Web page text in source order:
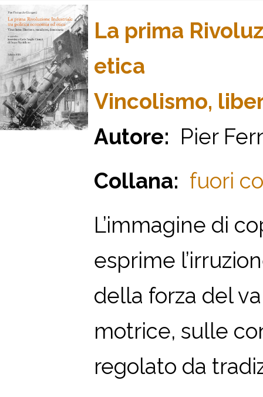
La prima
etica
Vincolismo,
Autore: Pier
Collana: fuori
L’immagine di
esprime
della forza del
motrice, sulle
regolato da